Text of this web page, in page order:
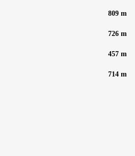
809 m
726 m
457 m
714 m